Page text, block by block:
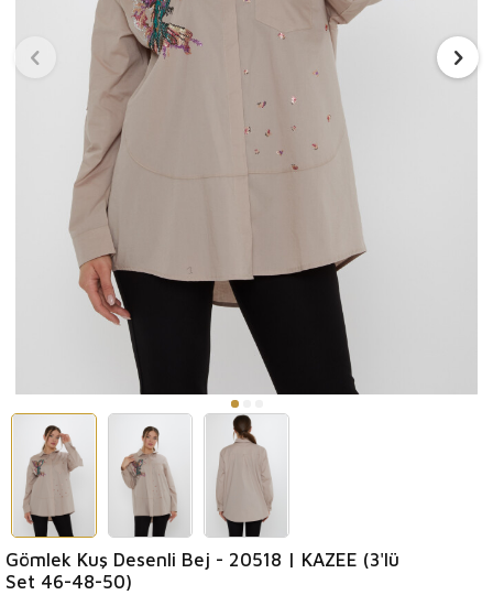
Gömlek Kuş Desenli Bej - 20518 | KAZEE (3'lü
Set 46-48-50)